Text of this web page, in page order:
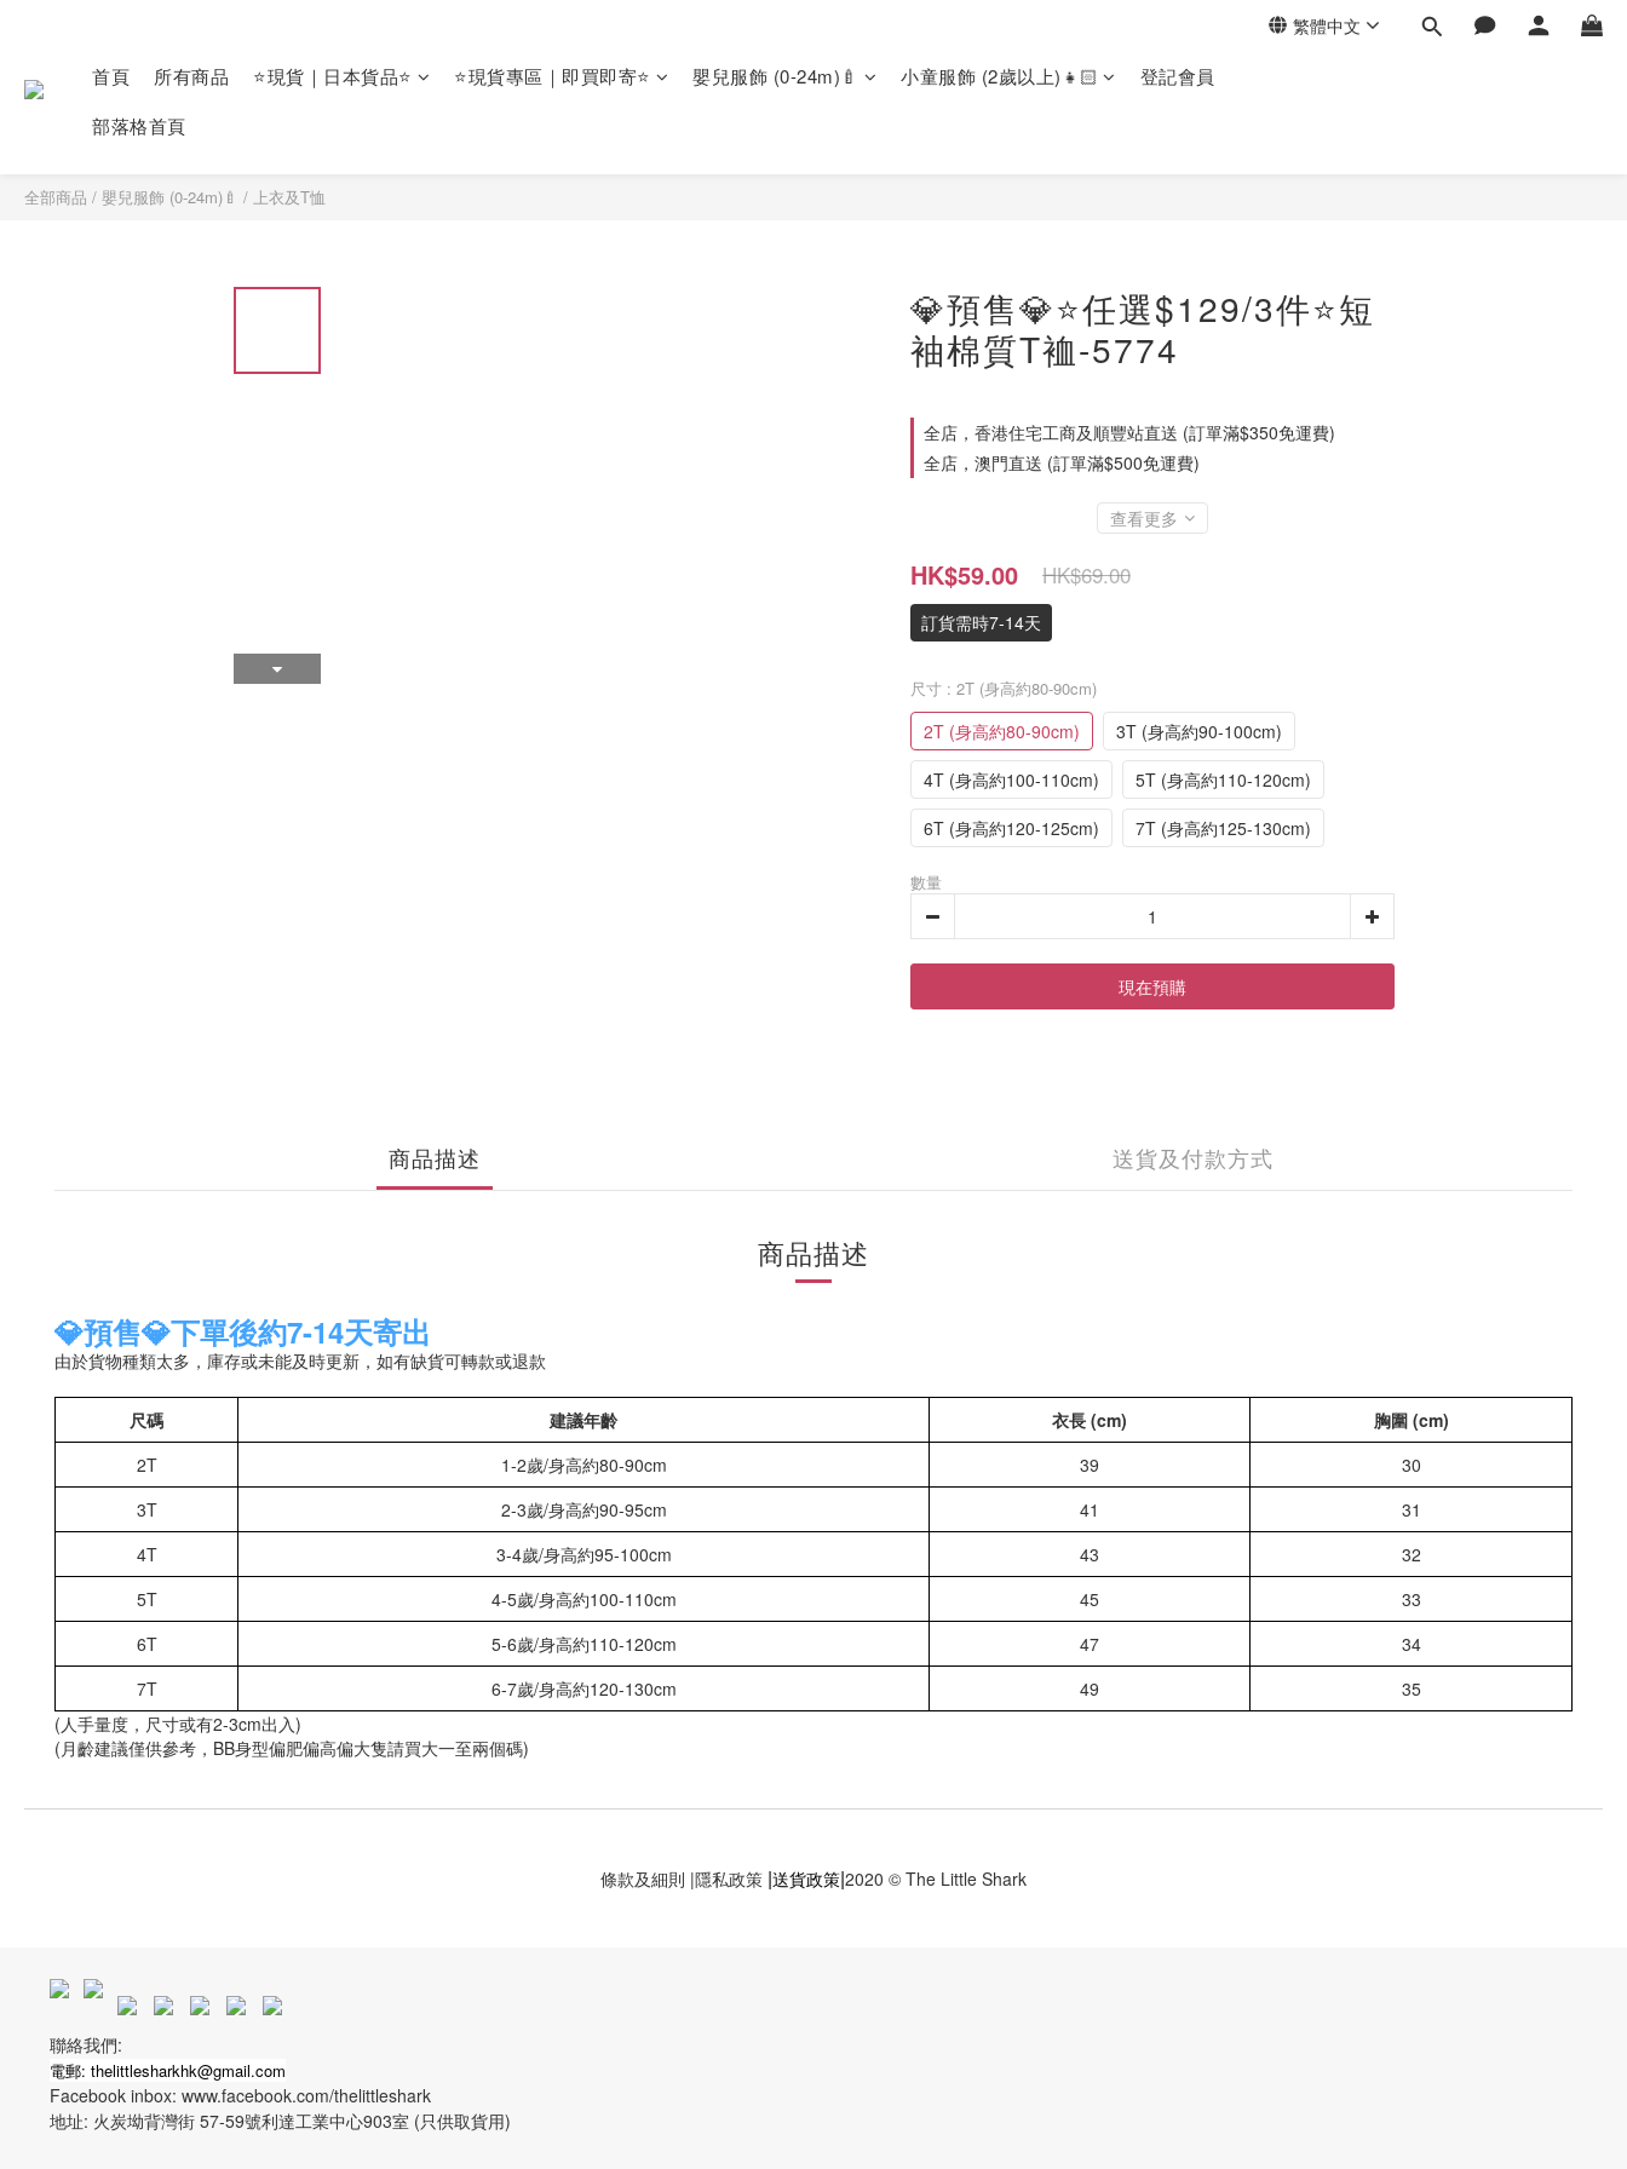
繁體中文
首頁 所有商品 ⭐現貨｜日本貨品⭐ ⭐現貨專區｜即買即寄⭐ 嬰兒服飾 (0-24m)🍼 小童服飾 (2歲以上)👧🏻
登記會員
部落格首頁
全部商品 / 嬰兒服飾 (0-24m)🍼 / 上衣及T恤
💎預售💎⭐任選$129/3件⭐短
袖棉質T裇-5774
全店，香港住宅工商及順豐站直送 (訂單滿$350免運費)
全店，澳門直送 (訂單滿$500免運費)
查看更多
HK$59.00 HK$69.00
訂貨需時7-14天
尺寸 : 2T (身高約80-90cm)
2T (身高約80-90cm)
3T (身高約90-100cm)
4T (身高約100-110cm)
5T (身高約110-120cm)
6T (身高約120-125cm)
7T (身高約125-130cm)
數量
現在預購
商品描述 送貨及付款方式
商品描述
💎預售💎下單後約7-14天寄出
由於貨物種類太多，庫存或未能及時更新，如有缺貨可轉款或退款
尺碼 建議年齡 衣長 (cm)
胸圍 (cm)
2T
1-2歲/身高約80-90cm 39
30
3T
2-3歲/身高約90-95cm 41
31
4T
3-4歲/身高約95-100cm 43
32
5T
4-5歲/身高約100-110cm 45
33
6T
5-6歲/身高約110-120cm 47
34
7T
6-7歲/身高約120-130cm 49
35
(人手量度，尺寸或有2-3cm出入)
(月齡建議僅供參考，BB身型偏肥偏高偏大隻請買大一至兩個碼)
條款及細則 |隱私政策 |送貨政策|2020 © The Little Shark
聯絡我們:
電郵: thelittlesharkhk@gmail.com
Facebook inbox: www.facebook.com/thelittleshark
地址: 火炭坳背灣街 57-59號利達工業中心903室 (只供取貨用)